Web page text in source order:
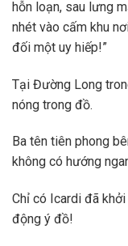
hỗn loạn, sau lưng
nhét vào cấm khu
đối một uy hiếp!”
Tại Đường Long
nóng trong đồ.
Ba tên tiên phong
không có hướng
Chỉ có Icardi đã
động ý đồ!